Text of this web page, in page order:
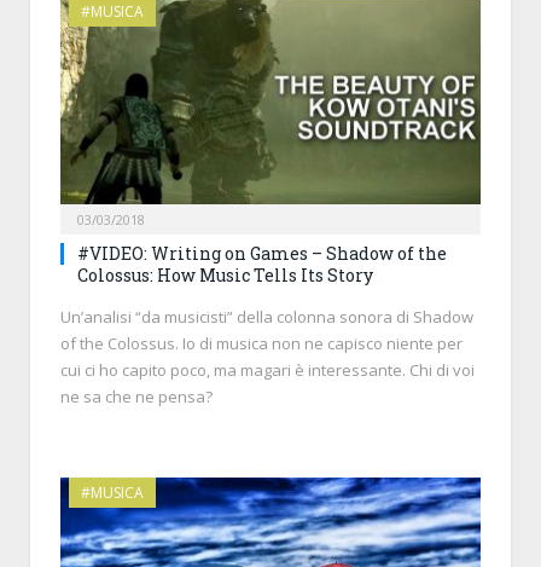
#MUSICA
03/03/2018
#VIDEO: Writing on Games – Shadow of the
Colossus: How Music Tells Its Story
Un’analisi “da musicisti” della colonna sonora di Shadow
of the Colossus. Io di musica non ne capisco niente per
cui ci ho capito poco, ma magari è interessante. Chi di voi
ne sa che ne pensa?
#MUSICA